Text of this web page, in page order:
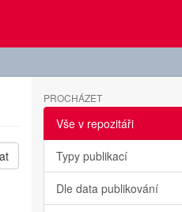
PROCHÁZET
Vše v repozitáři
Typy publikací
Dle data publikování